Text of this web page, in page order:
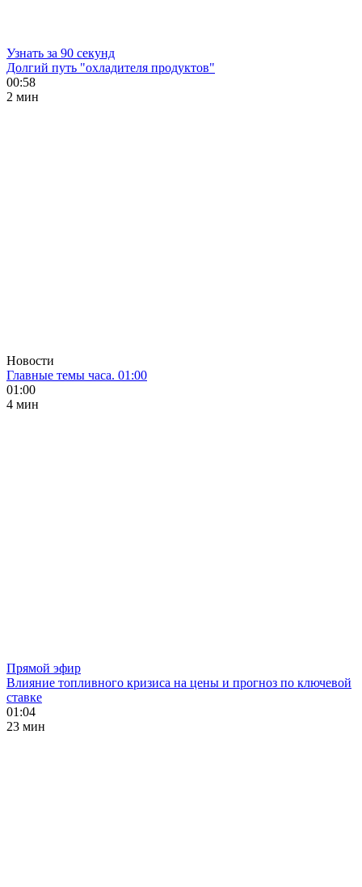
Узнать за 90 секунд
Долгий путь "охладителя продуктов"
00:58
2 мин
Новости
Главные темы часа. 01:00
01:00
4 мин
Прямой эфир
Влияние топливного кризиса на цены и прогноз по ключевой
ставке
01:04
23 мин